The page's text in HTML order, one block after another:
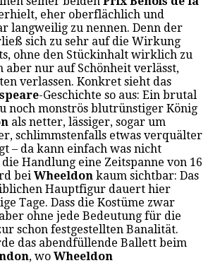
eher oberflächlich und
langweilig zu nennen. Denn der
sich zu sehr auf die Wirkung
ohne den Stückinhalt wirklich zu
aber nur auf Schönheit verlässt,
verlassen. Konkret sieht das
-Geschichte so aus: Ein brutal
noch monströs blutrünstiger König
als netter, lässiger, sogar um
schlimmstenfalls etwas verquälter
– da kann einfach was nicht
Handlung eine Zeitspanne von 16
bei Wheeldon kaum sichtbar: Das
Hauptfigur dauert hier
Tage. Dass die Kostüme zwar
ohne jede Bedeutung für die
schon festgestellten Banalität.
das abendfüllende Ballett beim
, wo Wheeldon